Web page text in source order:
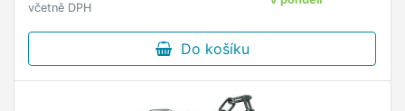
včetně DPH
Do košíku